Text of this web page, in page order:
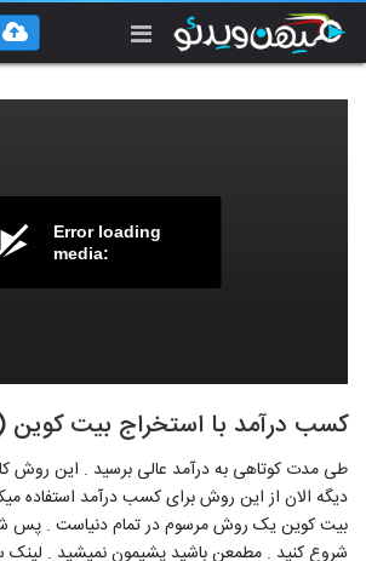
Error loading
media:
کسب درآمد با استخراج بیت کوین
طی مدت کوتاهی به درآمد عالی برسید . این روش
دیگه الان از این روش برای کسب درآمد استفاده
بیت کوین یک روش مرسوم در تمام دنیاست . پس
شروع کنید . مطمعن باشید پشیمون نمیشید .